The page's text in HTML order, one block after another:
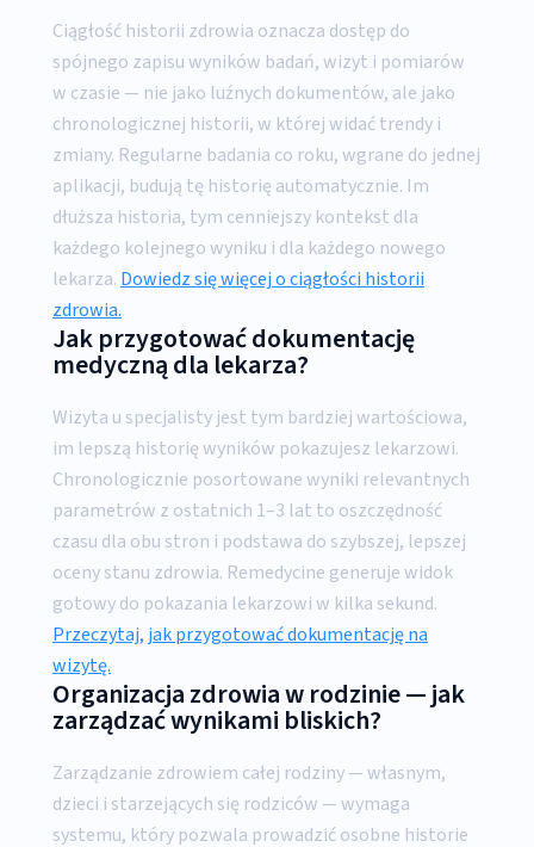
Ciągłość historii zdrowia oznacza dostęp do
spójnego zapisu wyników badań, wizyt i pomiarów
w czasie — nie jako luźnych dokumentów, ale jako
chronologicznej historii, w której widać trendy i
zmiany. Regularne badania co roku, wgrane do jednej
aplikacji, budują tę historię automatycznie. Im
dłuższa historia, tym cenniejszy kontekst dla
każdego kolejnego wyniku i dla każdego nowego
lekarza.Dowiedz się więcej o ciągłości historii
zdrowia.
Jak przygotować dokumentację
medyczną dla lekarza?
Wizyta u specjalisty jest tym bardziej wartościowa,
im lepszą historię wyników pokazujesz lekarzowi.
Chronologicznie posortowane wyniki relevantnych
parametrów z ostatnich 1–3 lat to oszczędność
czasu dla obu stron i podstawa do szybszej, lepszej
oceny stanu zdrowia. Remedycine generuje widok
gotowy do pokazania lekarzowi w kilka sekund.
Przeczytaj, jak przygotować dokumentację na
wizytę.
Organizacja zdrowia w rodzinie — jak
zarządzać wynikami bliskich?
Zarządzanie zdrowiem całej rodziny — własnym,
dzieci i starzejących się rodziców — wymaga
systemu, który pozwala prowadzić osobne historie